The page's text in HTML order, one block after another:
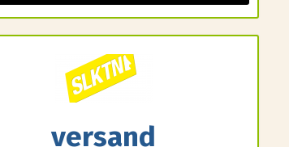
versand